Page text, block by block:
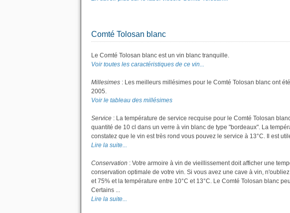
Comté Tolosan blanc
Le Comté Tolosan blanc est un vin blanc tranquille.
Voir toutes les caractéristiques de ce vin...
Millesimes : Les meilleurs millésimes pour le Comté Tolosan blanc ont
2005.
Voir le tableau des millésimes
Service : La température de service recquise pour le Comté Tolosan
quantité de 10 cl dans un verre à vin blanc de type "bordeaux". La
constatez que le vin est très rond vous pouvez le service à 13°C. Il est
Lire la suite...
Conservation : Votre armoire à vin de vieillissement doit afficher une
conservation optimale de votre vin. Si vous avez une cave à vin,
et 75% et la température entre 10°C et 13°C. Le Comté Tolosan blanc
Certains ...
Lire la suite...